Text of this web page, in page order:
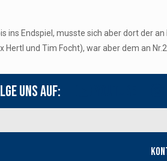
Endspiel, musste sich aber dort der
und Tim Focht), war aber dem an
uns auf: